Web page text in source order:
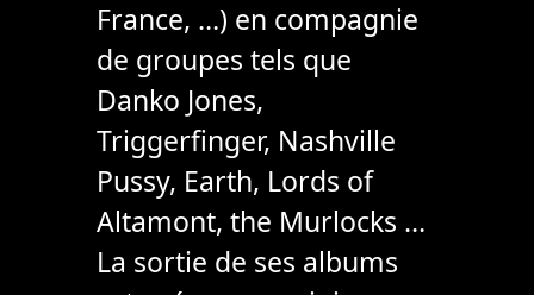
France, …) en compagnie
de groupes tels que
Danko Jones,
Triggerfinger, Nashville
Pussy, Earth, Lords of
Altamont, the Murlocks …
La sortie de ses albums